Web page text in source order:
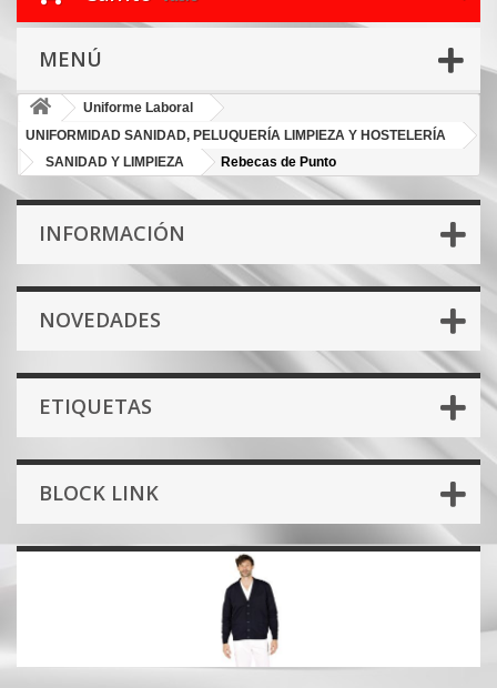
MENÚ
Uniforme Laboral
UNIFORMIDAD SANIDAD, PELUQUERÍA LIMPIEZA Y HOSTELERÍA
SANIDAD Y LIMPIEZA
Rebecas de Punto
INFORMACIÓN
NOVEDADES
ETIQUETAS
BLOCK LINK